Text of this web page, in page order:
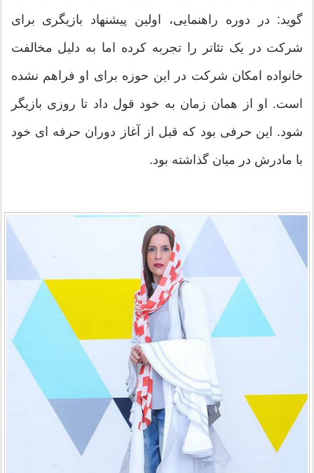
گوید: در دوره راهنمایی، اولین پیشنهاد بازیگری برای
شرکت در یک تئاتر را تجربه کرده اما به دلیل مخالفت
خانواده امکان شرکت در این حوزه برای او فراهم نشده
است. او از همان زمان به خود قول داد تا روزی بازیگر
شود. این حرفی بود که قبل از آغاز دوران حرفه ای خود
با مادرش در میان گذاشته بود.